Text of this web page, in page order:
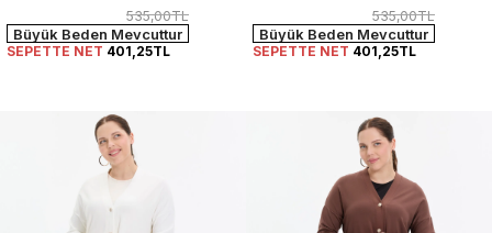
535,00TL
Büyük Beden Mevcuttur
SEPETTE NET 401,25TL
535,00TL
Büyük Beden Mevcuttur
SEPETTE NET 401,25TL